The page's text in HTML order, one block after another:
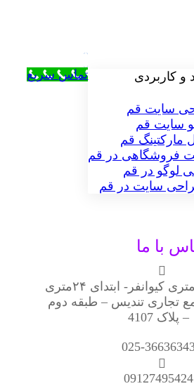
و کاربردی
سایت قم
سایت قم
مارکتینگ قم
فروشگاهی در قم
لوگو در قم
سایت در قم
با ما
قم – خیابان ۳۰متری کیوانفر- ابتدای ۲۴متری
تجاری تندیس – طبقه دوم
– پلاک 4107
025-
09127495424
تماس سریع